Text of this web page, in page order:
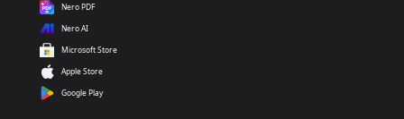
Nero PDF
Nero AI
Microsoft Store
Apple Store
Google Play